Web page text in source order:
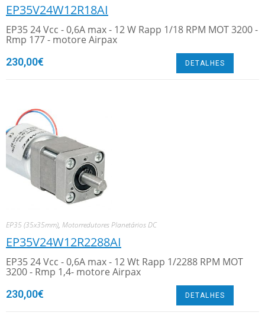
EP35V24W12R18AI
EP35 24 Vcc - 0,6A max - 12 W Rapp 1/18 RPM MOT 3200 -
Rmp 177 - motore Airpax
230,00€ DETALHES
EP35 (35x35mm), Motorredutores Planetários DC
EP35V24W12R2288AI
EP35 24 Vcc - 0,6A max - 12 Wt Rapp 1/2288 RPM MOT
3200 - Rmp 1,4- motore Airpax
230,00€ DETALHES